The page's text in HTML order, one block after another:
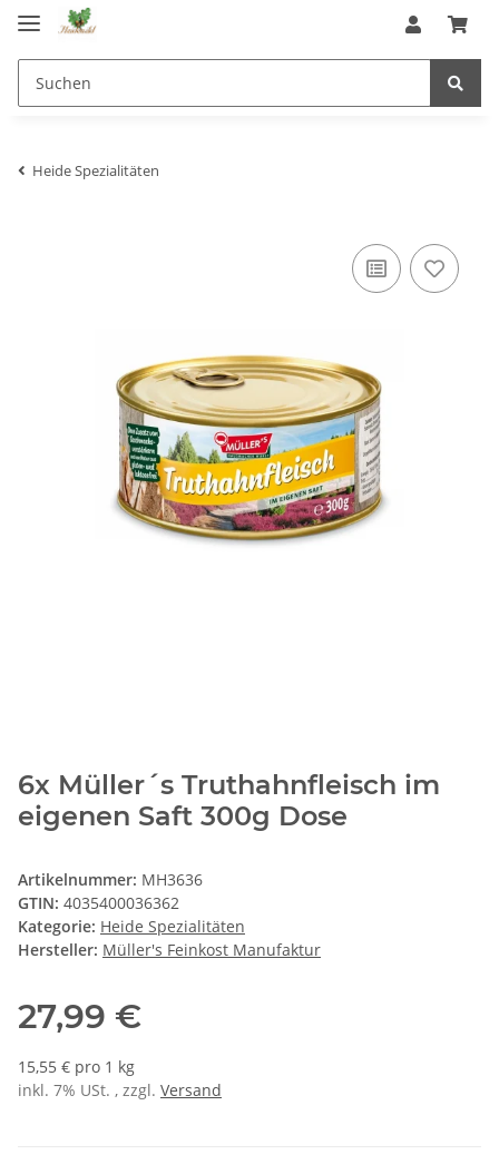
Heide Spezialitäten
6x Müller´s Truthahnfleisch im
eigenen Saft 300g Dose
Artikelnummer: MH3636
GTIN: 4035400036362
Kategorie: Heide Spezialitäten
Hersteller: Müller's Feinkost Manufaktur
27,99 €
15,55 € pro 1 kg
inkl. 7% USt. , zzgl. Versand